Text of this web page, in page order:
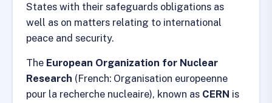
States with their safeguards obligations as
well as on matters relating to international
peace and security.
The European Organization for Nuclear
Research (French: Organisation europeenne
pour la recherche nucleaire), known as CERN is